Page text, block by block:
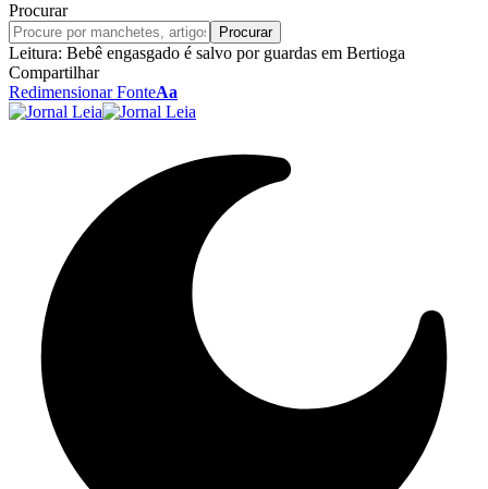
Procurar
Leitura: Bebê engasgado é salvo por guardas em Bertioga
Compartilhar
Redimensionar FonteAa